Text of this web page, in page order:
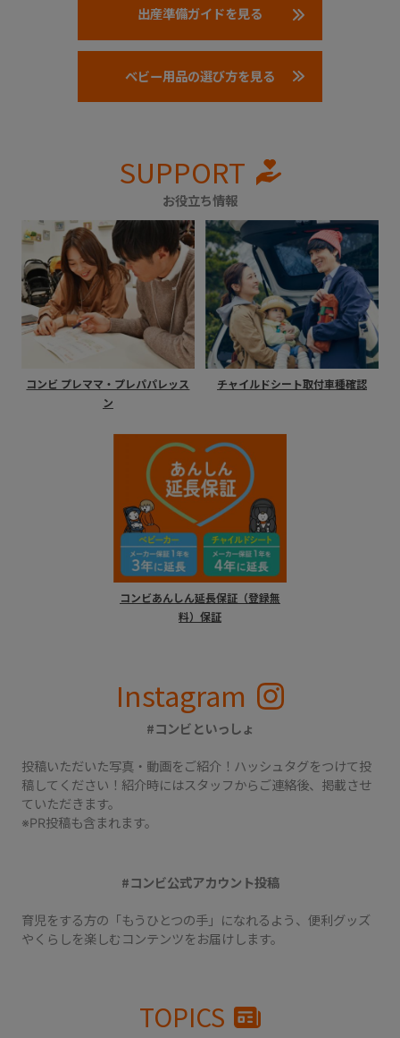
出産準備ガイドを見る
ベビー用品の選び方を見る
SUPPORT
お役立ち情報
コンビ プレママ・プレパパレッス
ン
チャイルドシート取付車種確認
コンビあんしん延長保証（登録無
料）保証
Instagram
#コンビといっしょ
投稿いただいた写真・動画をご紹介！ハッシュタグをつけて投
稿してください！紹介時にはスタッフからご連絡後、掲載させ
ていただきます。
※PR投稿も含まれます。
#コンビ公式アカウント投稿
育児をする方の「もうひとつの手」になれるよう、便利グッズ
やくらしを楽しむコンテンツをお届けします。
TOPICS